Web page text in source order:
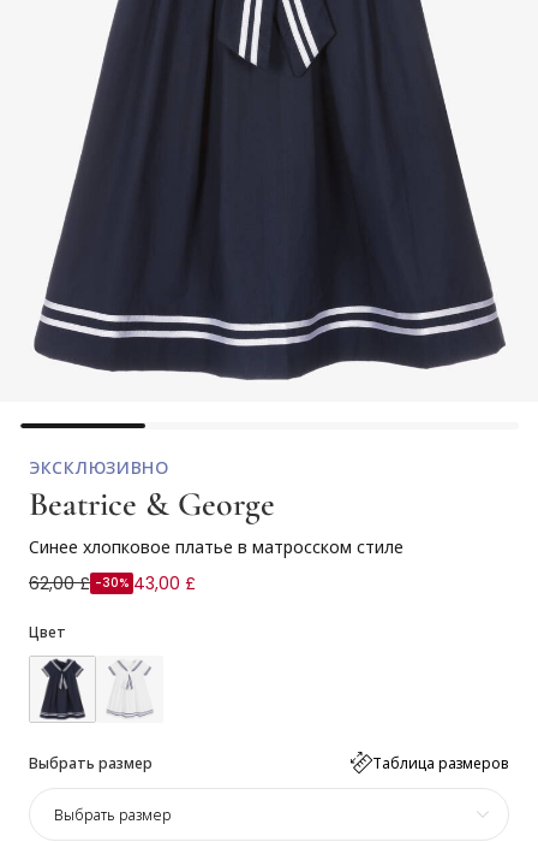
ЭКСКЛЮЗИВНО
Beatrice & George
Синее хлопковое платье в матросском стиле
62,00 £ -30% 43,00 £
Цвет
Выбрать размер Таблица размеров
Выбрать размер